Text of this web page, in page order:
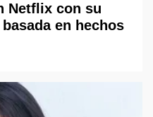
Netflix con su
en hechos